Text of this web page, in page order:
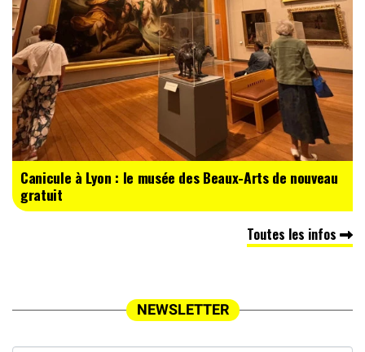
Canicule à Lyon : le musée des Beaux-Arts de nouveau
gratuit
Toutes les infos
NEWSLETTER